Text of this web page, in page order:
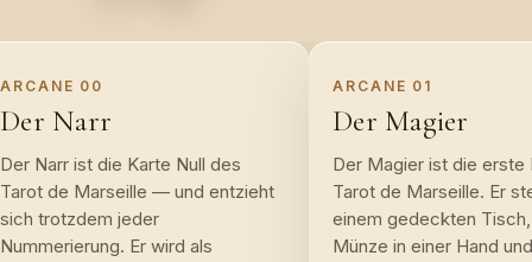
ARCANE 00
Der Narr
Der Narr ist die Karte Null des
Tarot de Marseille — und entzieht
sich trotzdem jeder
Nummerierung. Er wird als
ARCANE 01
Der Magier
Der Magier ist die erste
Tarot de Marseille. Er
einem gedeckten
Münze in einer Hand